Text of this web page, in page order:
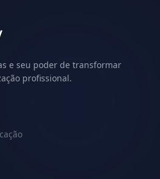
e seu poder de transformar
profissional.